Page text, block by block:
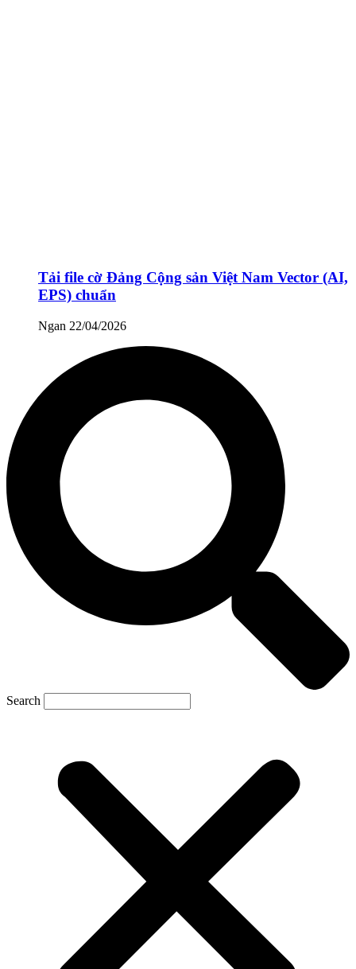
Tải file cờ Đảng Cộng sản Việt Nam Vector (AI,
EPS) chuẩn
Ngan 22/04/2026
Search